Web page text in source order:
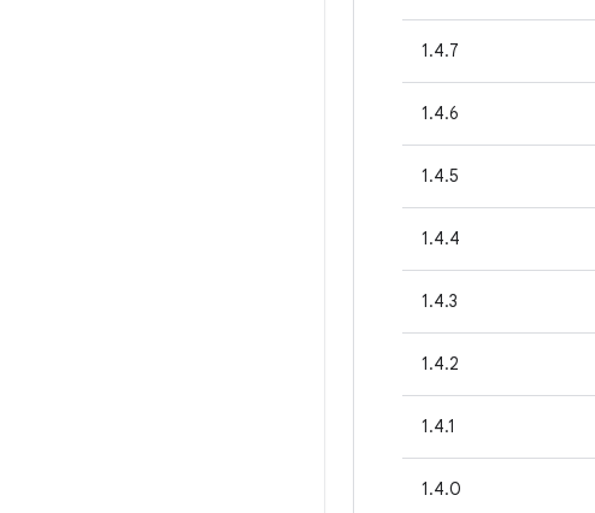
1.4.7
1.4.6
1.4.5
1.4.4
1.4.3
1.4.2
1.4.1
1.4.0